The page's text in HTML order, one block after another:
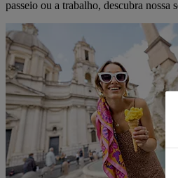
passeio ou a trabalho, descubra nossa